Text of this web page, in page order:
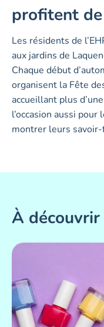
profitent
Les résidents de
aux jardins de
Chaque début
organisent la Fête
accueillant plus
l’occasion aussi
montrer leurs savoir-
À